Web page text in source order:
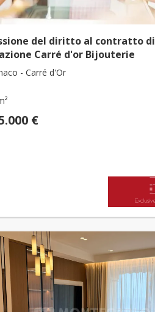
del diritto al contratto di
Carré d'or Bijouterie
- Carré d'Or
€